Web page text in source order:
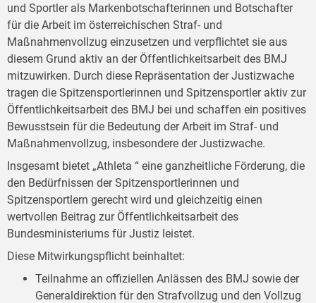
und Sportler als Markenbotschafterinnen und Botschafter
für die Arbeit im österreichischen Straf- und
Maßnahmenvollzug einzusetzen und verpflichtet sie aus
diesem Grund aktiv an der Öffentlichkeitsarbeit des BMJ
mitzuwirken. Durch diese Repräsentation der Justizwache
tragen die Spitzensportlerinnen und Spitzensportler aktiv zur
Öffentlichkeitsarbeit des BMJ bei und schaffen ein positives
Bewusstsein für die Bedeutung der Arbeit im Straf- und
Maßnahmenvollzug, insbesondere der Justizwache.
Insgesamt bietet „Athleta “ eine ganzheitliche Förderung, die
den Bedürfnissen der Spitzensportlerinnen und
Spitzensportlern gerecht wird und gleichzeitig einen
wertvollen Beitrag zur Öffentlichkeitsarbeit des
Bundesministeriums für Justiz leistet.
Diese Mitwirkungspflicht beinhaltet:
Teilnahme an offiziellen Anlässen des BMJ sowie der
Generaldirektion für den Strafvollzug und den Vollzug